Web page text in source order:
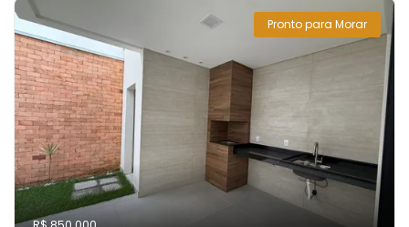
Pronto para Morar